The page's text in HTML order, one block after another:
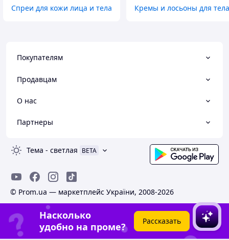
Спреи для кожи лица и тела Кремы и лосьоны для тела
Покупателям
Продавцам
О нас
Партнеры
Тема - светлая BETA
© Prom.ua — маркетплейс України, 2008-2026
Насколько
удобно на проме?
Рассказать